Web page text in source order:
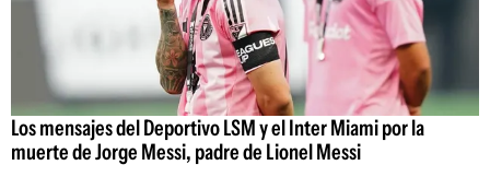
Los mensajes del Deportivo LSM y el Inter Miami por la
muerte de Jorge Messi, padre de Lionel Messi